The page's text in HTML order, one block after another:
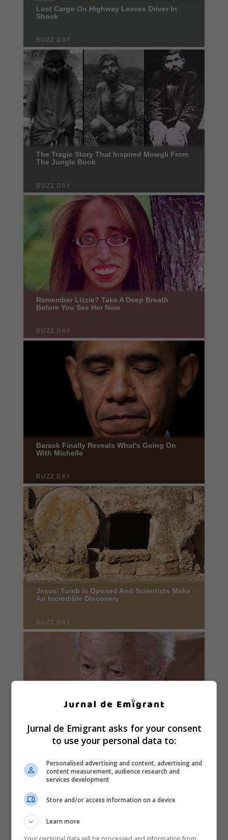
Jurnal de Emigrant asks for your consent
to use your personal data to:
Personalised advertising and content, advertising and
content measurement, audience research and
services development
Store and/or access information on a device
Learn more